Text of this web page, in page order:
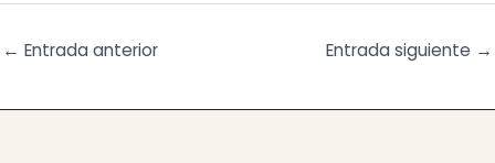
← Entrada anterior Entrada siguiente →